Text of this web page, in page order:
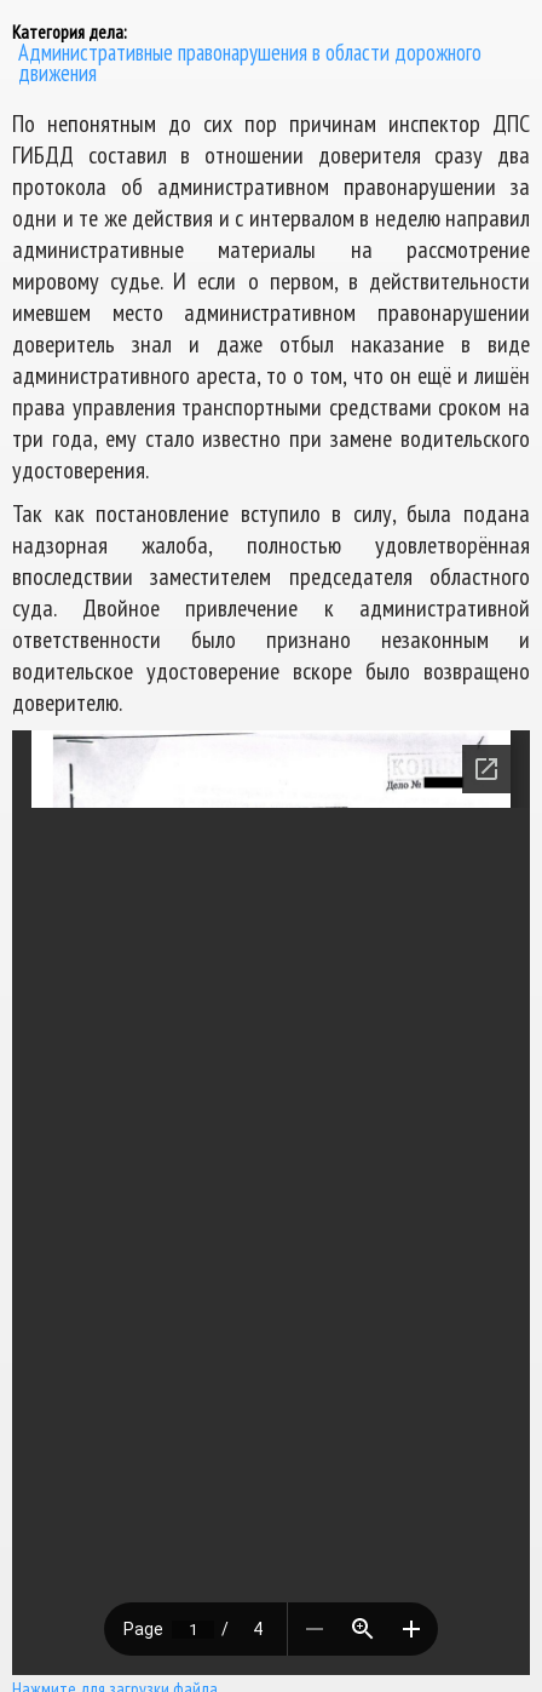
Категория дела:
Административные правонарушения в области дорожного
движения
По непонятным до сих пор причинам инспектор ДПС
ГИБДД составил в отношении доверителя сразу два
протокола об административном правонарушении за
одни и те же действия и с интервалом в неделю направил
административные материалы на рассмотрение
мировому судье. И если о первом, в действительности
имевшем место административном правонарушении
доверитель знал и даже отбыл наказание в виде
административного ареста, то о том, что он ещё и лишён
права управления транспортными средствами сроком на
три года, ему стало известно при замене водительского
удостоверения.
Так как постановление вступило в силу, была подана
надзорная жалоба, полностью удовлетворённая
впоследствии заместителем председателя областного
суда. Двойное привлечение к административной
ответственности было признано незаконным и
водительское удостоверение вскоре было возвращено
доверителю.